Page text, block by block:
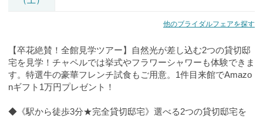
他のブライダルフェアを探す
【卒花絶賛！全館見学ツアー】自然光が差し込む2つの貸切邸
宅を見学！チャペルでは挙式やフラワーシャワーも体験できま
す。特選牛の豪華フレンチ試食もご用意。1件目来館でAmazo
nギフト1万円プレゼント！
◆《駅から徒歩3分★完全貸切邸宅》選べる2つの貸切邸宅を